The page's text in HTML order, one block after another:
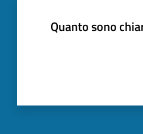
Quanto sono